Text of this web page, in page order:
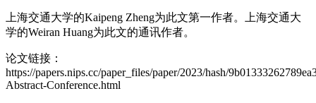
上海交通大学的Kaipeng Zheng为此文第一作者。上海交通大
学的Weiran Huang为此文的通讯作者。
论文链接：
https://papers.nips.cc/paper_files/paper/2023/hash/
Abstract-Conference.html